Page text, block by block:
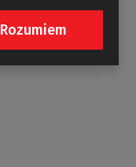
Rozumiem